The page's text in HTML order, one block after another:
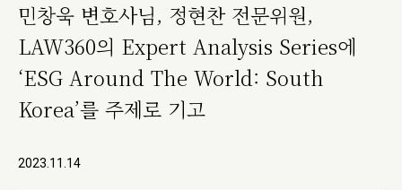
민창욱 변호사님, 정현찬 전문위원,
LAW360의 Expert Analysis Series에
‘ESG Around The World: South
Korea’를 주제로 기고
2023.11.14